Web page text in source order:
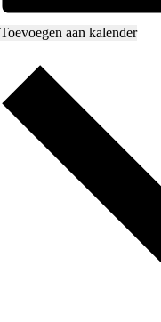
Toevoegen aan kalender